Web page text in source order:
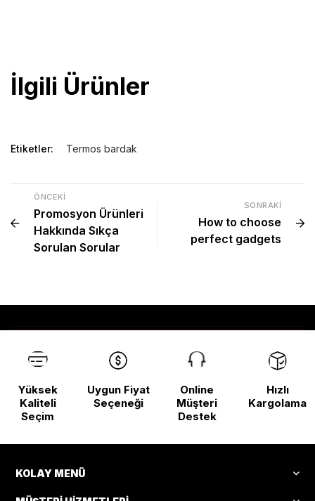
İlgili Ürünler
Etiketler: Termos bardak
ÖNCEKI
Promosyon Ürünleri
Hakkında Sıkça
Sorulan Sorular
SONRAKI
How to choose
perfect gadgets
Yüksek
Kaliteli
Seçim
Uygun Fiyat
Seçeneği
Online
Müşteri
Destek
Hızlı
Kargolama
KOLAY MENÜ